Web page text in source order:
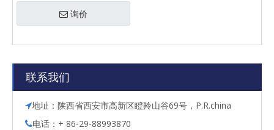
询价
联系我们
地址：陕西省西安市高新区瞪羚山谷69号，P.R.china
电话：+ 86-29-88993870